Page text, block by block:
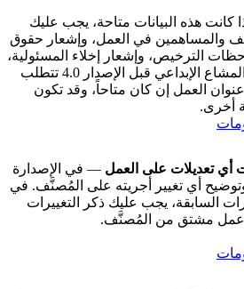
كانت هذه البيانات متاحة، يجب عليك
والمساهمين في العمل، وإشعار حقوق
الترخيص، وإشعار إخلاء المسئولية،
ورابط العمل. رخص المشاع الإبداعي قبل الإصدار 4.0 تتطلب
العمل إن كان متاحاً، وقد تكون
أخرى.
أي تعديلات على العمل — في الإصدارة
وتوضيح أي تغيير أجريته على المُصنَّف. في
والإصدارات السابقة، يجب عليك ذكر التغييرات
عمل مشتق من المُصنَّف.